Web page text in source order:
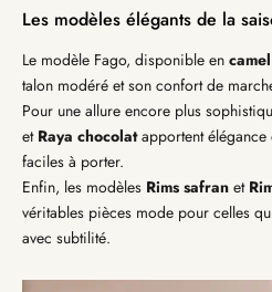
Les modèles élégants de la
Le modèle Fago, disponible en camel
talon modéré et son confort de
Pour une allure encore plus
et Raya chocolatapportent élégance
faciles à porter.
Enfin, les modèles Rims safran et
véritables pièces mode pour celles
avec subtilité.